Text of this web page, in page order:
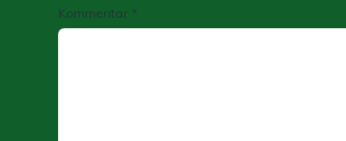
Kommentar *